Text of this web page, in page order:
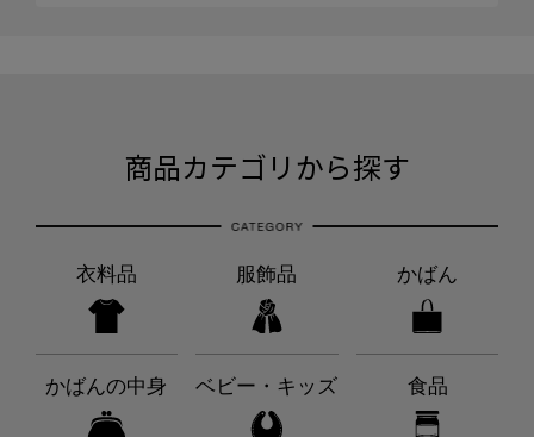
商品カテゴリから探す
衣料品 服飾品 かばん
かばんの中身 ベビー・キッズ 食品